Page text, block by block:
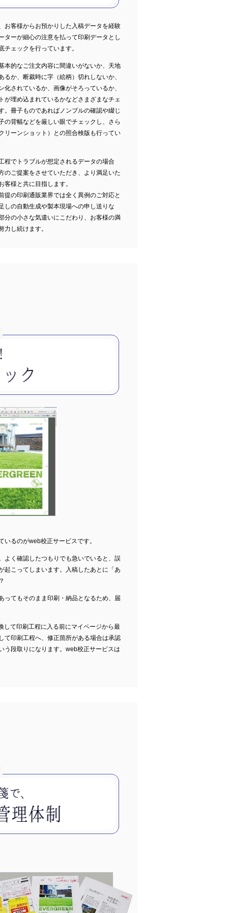
お客様からお預かりした入稿データを経験
ターが細心の注意を払って印刷データとし
チェックを行っています。
本的なご注文内容に間違いがないか、天地
るか、断裁時に字（絵柄）切れしないか、
化されているか、画像がそろっているか、
が埋め込まれているかなどさまざまなチェ
。冊子ものであればノンブルの確認や綴じ
の背幅などを厳しい眼でチェックし、さら
リーンショット）との照合検版も行ってい
程でトラブルが想定されるデータの場合
のご提案をさせていただき、より満足いた
客様と共に目指します。
提の印刷通販業界では全く異例のご対応と
しの自動生成や製本現場への申し送りな
分の小さな気遣いにこだわり、お客様の満
力し続けます。
るのがweb校正サービスです。
よく確認したつもりでも急いでいると、誤
起こってしまいます。入稿したあとに「あ
ってもそのまま印刷・納品となるため、届
して印刷工程に入る前にマイページから最
て印刷工程へ、修正箇所がある場合は承認
う段取りになります。web校正サービスは